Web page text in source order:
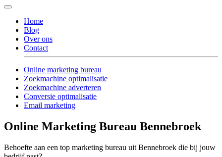
Home
Blog
Over ons
Contact
Online marketing bureau
Zoekmachine optimalisatie
Zoekmachine adverteren
Conversie optimalisatie
Email marketing
Online Marketing Bureau Bennebroek
Behoefte aan een top marketing bureau uit Bennebroek die bij jouw